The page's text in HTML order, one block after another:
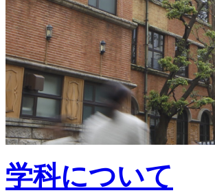
学科について